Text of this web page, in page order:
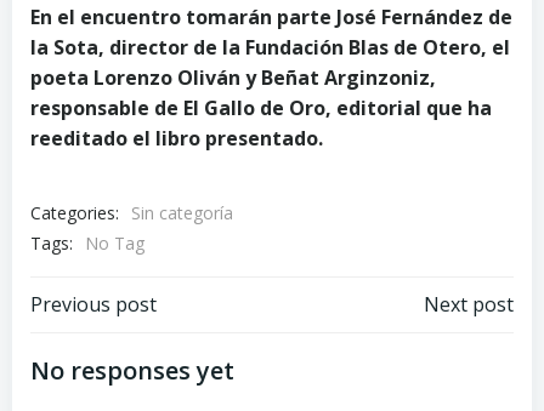
En el encuentro tomarán parte José Fernández de
la Sota, director de la Fundación Blas de Otero, el
poeta Lorenzo Oliván y Beñat Arginzoniz,
responsable de El Gallo de Oro, editorial que ha
reeditado el libro presentado.
Categories:
Sin categoría
Tags:
No Tag
Post
navigation
Previous post Next post
No responses yet